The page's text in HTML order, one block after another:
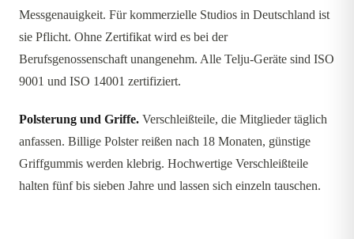
Messgenauigkeit. Für kommerzielle Studios in Deutschland ist
sie Pflicht. Ohne Zertifikat wird es bei der
Berufsgenossenschaft unangenehm. Alle Telju-Geräte sind ISO
9001 und ISO 14001 zertifiziert.
Polsterung und Griffe. Verschleißteile, die Mitglieder täglich
anfassen. Billige Polster reißen nach 18 Monaten, günstige
Griffgummis werden klebrig. Hochwertige Verschleißteile
halten fünf bis sieben Jahre und lassen sich einzeln tauschen.